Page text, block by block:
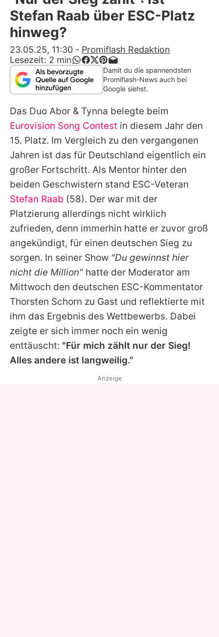
Alle Themen auf Promiflash
App runterladen
Team
Redaktionelle Richtlinien
Impressum
Datenschutzerklärung
Nutzungsbedingungen
Utiq verwalten
Stefan Raab über ESC-Platz
hinweg?
23.05.25, 11:30 - Promiflash Redaktion
Lesezeit: 2 min
Damit du die spannendsten
Promiflash-News auch bei
Google siehst.
Das Duo Abor & Tynna belegte beim
Eurovision Song Contest in diesem Jahr den
15. Platz. Im Vergleich zu den vergangenen
Jahren ist das für Deutschland eigentlich ein
großer Fortschritt. Als Mentor hinter den
beiden Geschwistern stand ESC-Veteran
Stefan Raab (58). Der war mit der
Platzierung allerdings nicht wirklich
zufrieden, denn immerhin hatte er zuvor groß
angekündigt, für einen deutschen Sieg zu
sorgen. In seiner Show "Du gewinnst hier
nicht die Million" hatte der Moderator am
Mittwoch den deutschen ESC-Kommentator
Thorsten Schorn zu Gast und reflektierte mit
ihm das Ergebnis des Wettbewerbs. Dabei
zeigte er sich immer noch ein wenig
enttäuscht: "Für mich zählt nur der Sieg!
Alles andere ist langweilig."
Anzeige